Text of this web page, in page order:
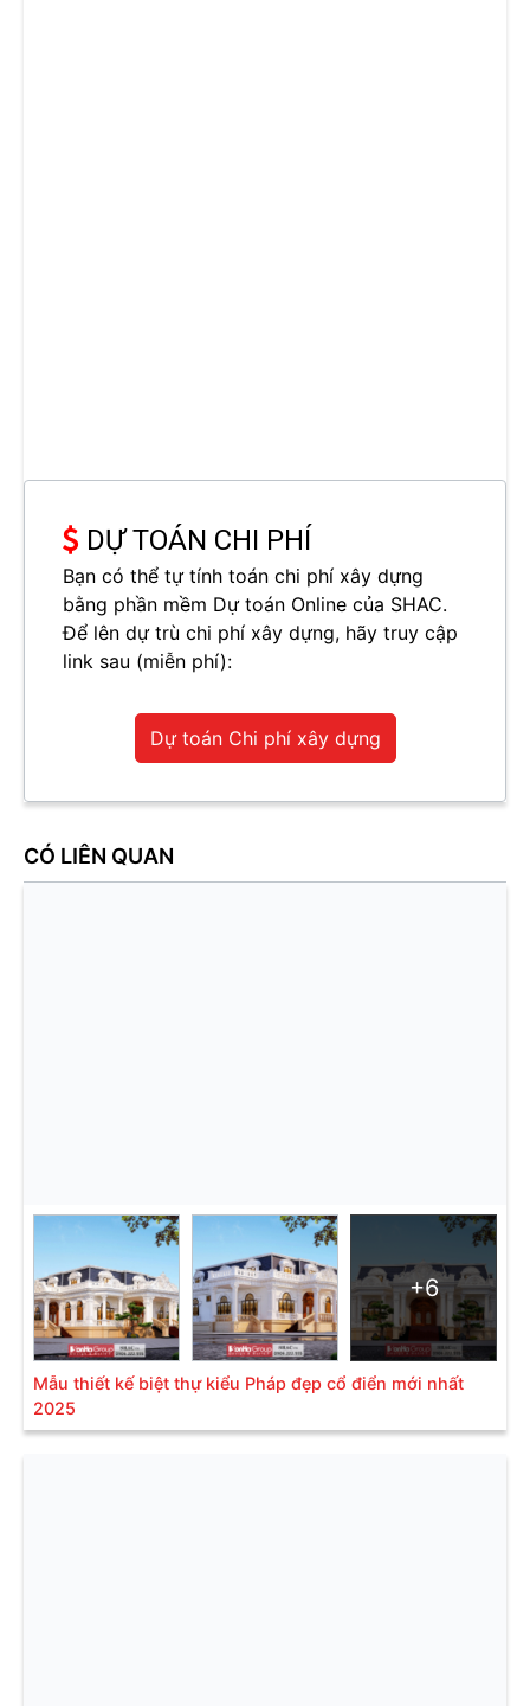
DỰ TOÁN CHI PHÍ
Bạn có thể tự tính toán chi phí xây dựng
bằng phần mềm Dự toán Online của SHAC.
Để lên dự trù chi phí xây dựng, hãy truy cập
link sau (miễn phí):
Dự toán Chi phí xây dựng
CÓ LIÊN QUAN
+6
Mẫu thiết kế biệt thự kiểu Pháp đẹp cổ điển mới nhất
2025